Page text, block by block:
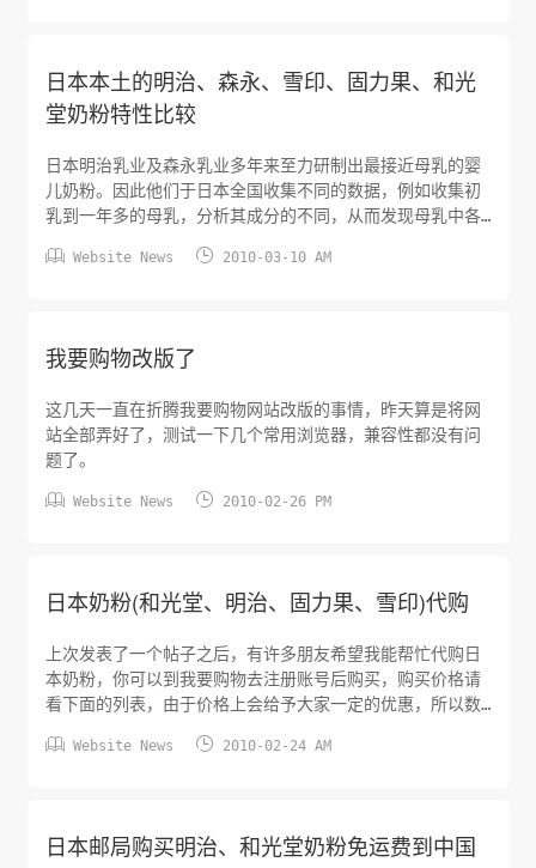
日本本土的明治、森永、雪印、固力果、和光
堂奶粉特性比较
日本明治乳业及森永乳业多年来至力研制出最接近母乳的婴
儿奶粉。因此他们于日本全国收集不同的数据，例如收集初
乳到一年多的母乳，分析其成分的不同，从而发现母乳中各
基础研制出最适合婴儿的母乳奶粉，成份及功能均与母乳极
 Website News  2010-03-10 AM
我要购物改版了
这几天一直在折腾我要购物网站改版的事情，昨天算是将网
站全部弄好了，测试一下几个常用浏览器，兼容性都没有问
题了。
 Website News  2010-02-26 PM
日本奶粉(和光堂、明治、固力果、雪印)代购
上次发表了一个帖子之后，有许多朋友希望我能帮忙代购日
本奶粉，你可以到我要购物去注册账号后购买，购买价格请
看下面的列表，由于价格上会给予大家一定的优惠，所以数
月) 第二阶段(9-36个月) 2灌价格 8灌价格 2灌价格 8灌
 Website News  2010-02-24 AM
日本邮局购买明治、和光堂奶粉免运费到中国